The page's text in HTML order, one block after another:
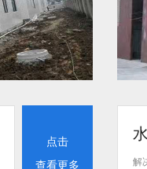
点击
查看更多
解